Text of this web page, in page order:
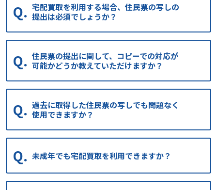
宅配買取を利用する場合、住民票の写しの
提出は必須でしょうか？
住民票の提出に関して、コピーでの対応が
可能かどうか教えていただけますか？
過去に取得した住民票の写しでも問題なく
使用できますか？
未成年でも宅配買取を利用できますか？